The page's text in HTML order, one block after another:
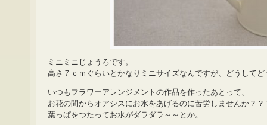
ミニミニじょうろです。
高さ７ｃｍぐらいとかなりミニサイズなんですが、どうして
いつもフラワーアレンジメントの作品を作ったあとって、
お花の間からオアシスにお水をあげるのに苦労しませんか？？
葉っぱをつたってお水がダラダラ～～とか。